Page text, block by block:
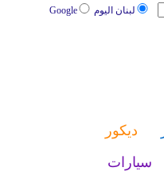
لبنان اليوم Google
ديكور
سيارات